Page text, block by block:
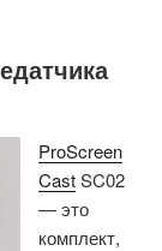
ProScreen
CastSC02
— это
комплект,